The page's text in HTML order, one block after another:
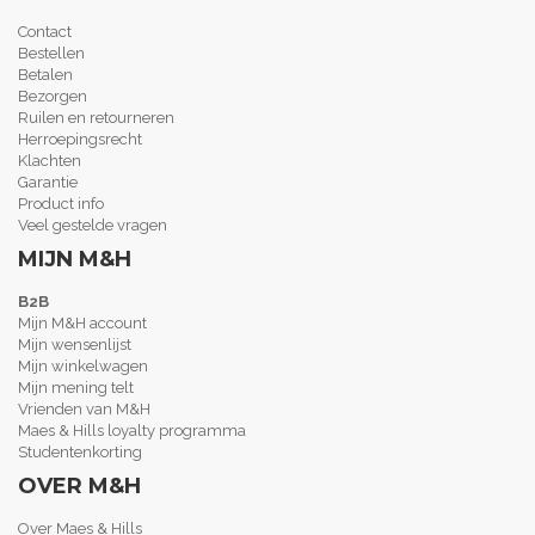
Contact
Bestellen
Betalen
Bezorgen
Ruilen en retourneren
Herroepingsrecht
Klachten
Garantie
Product info
Veel gestelde vragen
MIJN M&H
B2B
Mijn M&H account
Mijn wensenlijst
Mijn winkelwagen
Mijn mening telt
Vrienden van M&H
Maes & Hills loyalty programma
Studentenkorting
OVER M&H
Over Maes & Hills